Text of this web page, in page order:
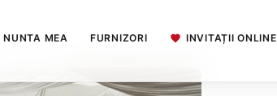
NUNTA MEA FURNIZORI INVITAȚII ONLINE